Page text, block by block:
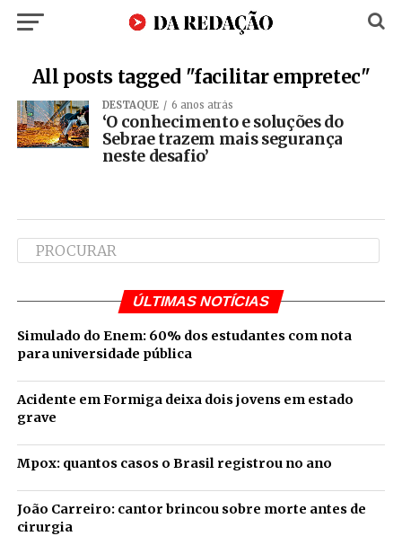
All posts tagged "facilitar empretec"
DESTAQUE 6 anos atrás
‘O conhecimento e soluções do
Sebrae trazem mais segurança
neste desafio’
ÚLTIMAS NOTÍCIAS
Simulado do Enem: 60% dos estudantes com nota
para universidade pública
Acidente em Formiga deixa dois jovens em estado
grave
Mpox: quantos casos o Brasil registrou no ano
João Carreiro: cantor brincou sobre morte antes de
cirurgia